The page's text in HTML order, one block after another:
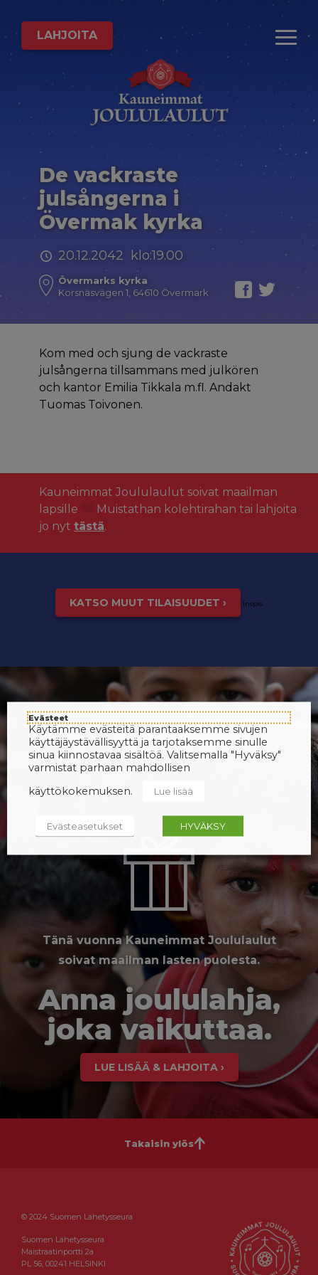
LAHJOITA
De vackraste
julsångerna i
Övermak kyrka
20.12.2042 klo:19.00
Övermarks kyrka
Korsnäsvägen 1, 64610 Övermark
Kom med och sjung de vackraste
julsångerna tillsammans med julkören
och kantor Emilia Tikkala m.fl. Andakt
Tuomas Toivonen.
Kauneimmat Joululaulut soivat maailman
lapsille
Muistathan kolehtirahan tai lahjoita
jo nyt tästä.
KATSO MUUT TILAISUUDET › inspis
Tänä vuonna Kauneimmat Joululaulut
soivat maailman lasten puolesta.
Anna joululahja,
joka vaikuttaa.
LUE LISÄÄ & LAHJOITA ›
Takaisin ylös
© 2024 Suomen Lähetysseura
Suomen Lähetysseura
Maistraatinportti 2a
PL 56, 00241 HELSINKI
Evästeet
Käytämme evästeitä parantaaksemme sivujen
käyttäjäystävällisyyttä ja tarjotaksemme sinulle
sinua kiinnostavaa sisältöä. Valitsemalla "Hyväksy"
varmistat parhaan mahdollisen
käyttökokemuksen.
Lue lisää
Evästeasetukset HYVÄKSY